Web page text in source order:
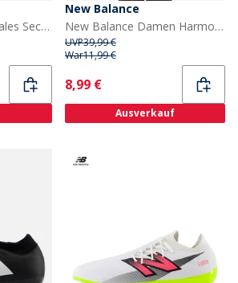
New Balance Saisonales Sechserpack Crew Socken Multi
New Balance
New Balance Damen Harmony NB Dry Leichte Stütz BH Top Moonrock
UVP39,99 €
War11,99 €
Current
8,99 €
Ausverkauf